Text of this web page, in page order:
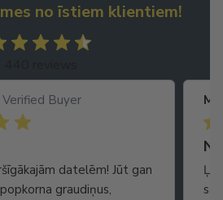
no īstiem klientiem!
Verified Buyer
datelēm! Jūt gan
graudiņus,